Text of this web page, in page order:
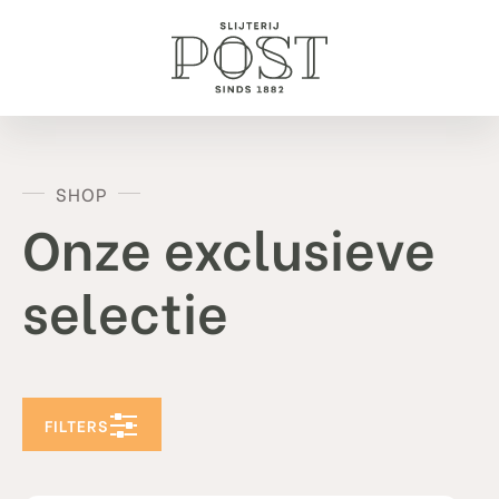
SHOP
Onze exclusieve
selectie
FILTERS